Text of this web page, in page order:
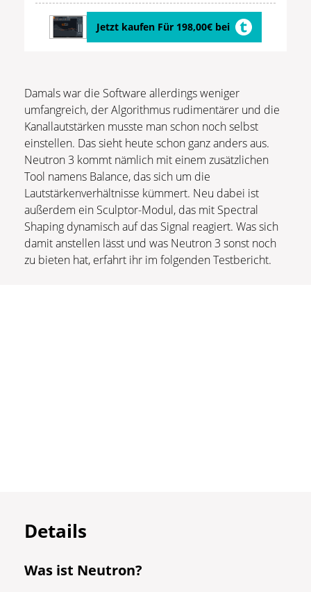
Jetzt kaufen Für 198,00€ bei
Damals war die Software allerdings weniger
umfangreich, der Algorithmus rudimentärer und die
Kanallautstärken musste man schon noch selbst
einstellen. Das sieht heute schon ganz anders aus.
Neutron 3 kommt nämlich mit einem zusätzlichen
Tool namens Balance, das sich um die
Lautstärkenverhältnisse kümmert. Neu dabei ist
außerdem ein Sculptor-Modul, das mit Spectral
Shaping dynamisch auf das Signal reagiert. Was sich
damit anstellen lässt und was Neutron 3 sonst noch
zu bieten hat, erfahrt ihr im folgenden Testbericht.
Details
Was ist Neutron?